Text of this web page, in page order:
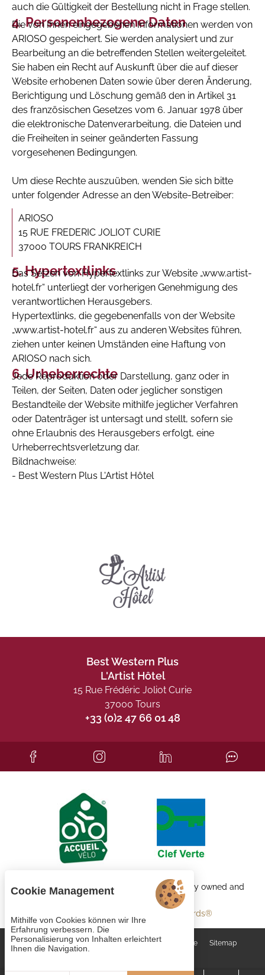
auch die Gültigkeit der Bestellung nicht in Frage stellen.
Personenbezogene Daten
Die von Ihnen eingegebenen Informationen werden von
ARIOSO gespeichert. Sie werden analysiert und zur
Bearbeitung an die betreffenden Stellen weitergeleitet.
Sie haben ein Recht auf Auskunft über die auf dieser
Website erhobenen Daten sowie über deren Änderung,
Berichtigung und Löschung gemäß den in Artikel 31
des französischen Gesetzes vom 6. Januar 1978 über
die elektronische Datenverarbeitung, die Dateien und
die Freiheiten in seiner geänderten Fassung
vorgesehenen Bedingungen.
Um diese Rechte auszuüben, wenden Sie sich bitte
unter folgender Adresse an den Website-Betreiber:
ARIOSO
15 RUE FREDERIC JOLIOT CURIE
37000 TOURS FRANKREICH
Hypertextlinks
Das Setzen von Hypertextlinks zur Website „www.artist-
hotel.fr“ unterliegt der vorherigen Genehmigung des
verantwortlichen Herausgebers.
Hypertextlinks, die gegebenenfalls von der Website
„www.artist-hotel.fr“ aus zu anderen Websites führen,
ziehen unter keinen Umständen eine Haftung von
ARIOSO nach sich.
Urheberrechte
Jede Reproduktion oder Darstellung, ganz oder in
Teilen, der Seiten, Daten oder jeglicher sonstigen
Bestandteile der Website mithilfe jeglicher Verfahren
oder Datenträger ist untersagt und stellt, sofern sie
ohne Erlaubnis des Herausgebers erfolgt, eine
Urheberrechtsverletzung dar.
Bildnachweise:
- Best Western Plus L'Artist Hôtel
Best Western Plus
L'Artist Hôtel
15 Rue Frédéric Joliot Curie
37000 Tours
+33 (0)2 47 66 01 48
Each BWH℠ Hotels property is independently owned and
Best Western Rewards®
Cookie-Verwaltung AGB Rechtliche Hinweise
Sitemap
Cookie Management
Mithilfe von Cookies können wir Ihre
Erfahrung verbessern. Die
Personalisierung von Inhalten erleichtert
Ihnen die Navigation.